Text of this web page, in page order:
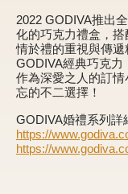
2022 GODIVA推出
化的巧克力禮盒，
情於禮的重視與傳
GODIVA經典巧克力
作為深愛之人的訂
忘的不二選擇！
GODIVA婚禮系列詳
https://
https://